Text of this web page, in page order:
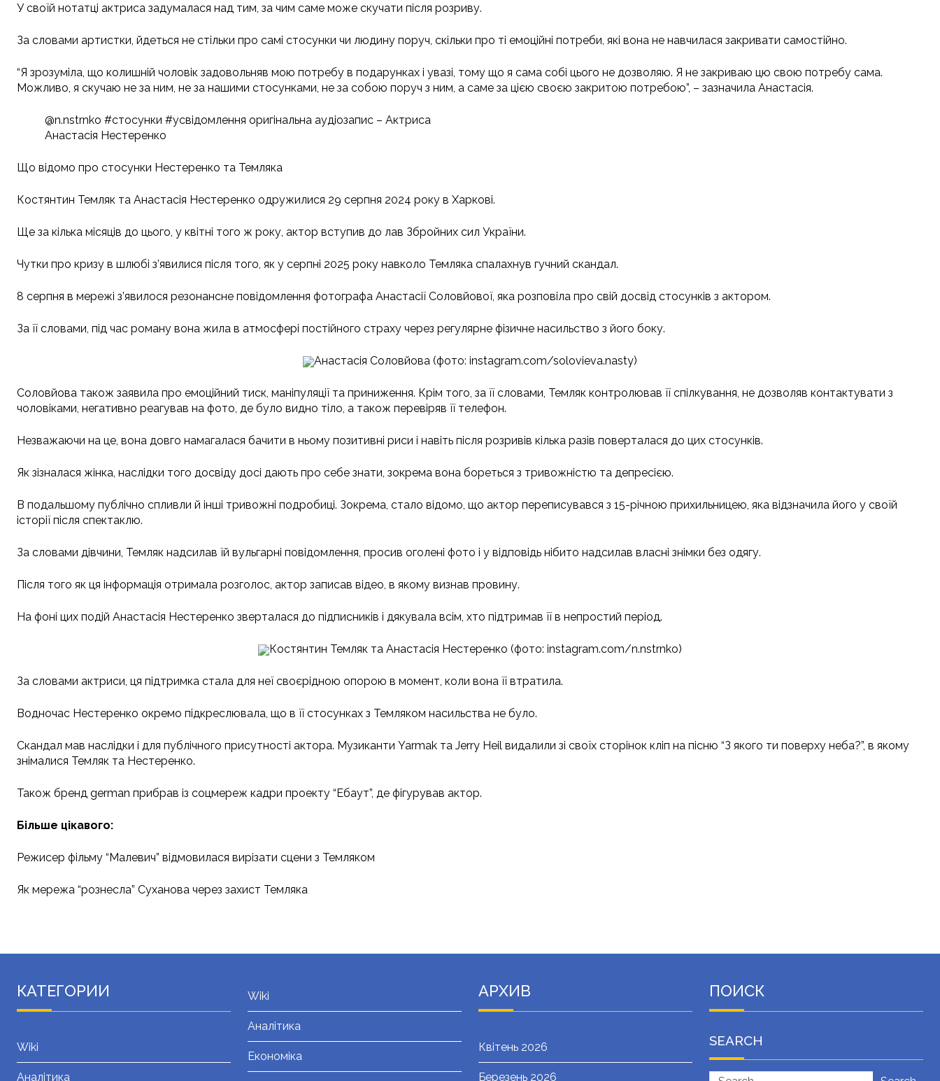
У своїй нотатці актриса задумалася над тим, за чим саме може скучати після розриву.
За словами артистки, йдеться не стільки про самі стосунки чи людину поруч, скільки про ті емоційні потреби, які вона не навчилася закривати самостійно.
“Я зрозуміла, що колишній чоловік задовольняв мою потребу в подарунках і увазі, тому що я сама собі цього не дозволяю. Я не закриваю цю свою потребу сама.
Можливо, я скучаю не за ним, не за нашими стосунками, не за собою поруч з ним, а саме за цією своєю закритою потребою”, – зазначила Анастасія.
@n.nstrnko #стосунки #усвідомлення оригінальна аудіозапис – Актриса
Анастасія Нестеренко
Що відомо про стосунки Нестеренко та Темляка
Костянтин Темляк та Анастасія Нестеренко одружилися 29 серпня 2024 року в Харкові.
Ще за кілька місяців до цього, у квітні того ж року, актор вступив до лав Збройних сил України.
Чутки про кризу в шлюбі з’явилися після того, як у серпні 2025 року навколо Темляка спалахнув гучний скандал.
8 серпня в мережі з’явилося резонансне повідомлення фотографа Анастасії Соловйової, яка розповіла про свій досвід стосунків з актором.
За її словами, під час роману вона жила в атмосфері постійного страху через регулярне фізичне насильство з його боку.
Анастасія Соловйова (фото: instagram.com/solovieva.nasty)
Соловйова також заявила про емоційний тиск, маніпуляції та приниження. Крім того, за її словами, Темляк контролював її спілкування, не дозволяв контактувати з
чоловіками, негативно реагував на фото, де було видно тіло, а також перевіряв її телефон.
Незважаючи на це, вона довго намагалася бачити в ньому позитивні риси і навіть після розривів кілька разів поверталася до цих стосунків.
Як зізналася жінка, наслідки того досвіду досі дають про себе знати, зокрема вона бореться з тривожністю та депресією.
В подальшому публічно спливли й інші тривожні подробиці. Зокрема, стало відомо, що актор переписувався з 15-річною прихильницею, яка відзначила його у своїй
історії після спектаклю.
За словами дівчини, Темляк надсилав їй вульгарні повідомлення, просив оголені фото і у відповідь нібито надсилав власні знімки без одягу.
Після того як ця інформація отримала розголос, актор записав відео, в якому визнав провину.
На фоні цих подій Анастасія Нестеренко зверталася до підписників і дякувала всім, хто підтримав її в непростий період.
Костянтин Темляк та Анастасія Нестеренко (фото: instagram.com/n.nstrnko)
За словами актриси, ця підтримка стала для неї своєрідною опорою в момент, коли вона її втратила.
Водночас Нестеренко окремо підкреслювала, що в її стосунках з Темляком насильства не було.
Скандал мав наслідки і для публічного присутності актора. Музиканти Yarmak та Jerry Heil видалили зі своїх сторінок кліп на пісню “З якого ти поверху неба?”, в якому
знімалися Темляк та Нестеренко.
Також бренд german прибрав із соцмереж кадри проекту “Ебаут”, де фігурував актор.
Більше цікавого:
Режисер фільму “Малевич” відмовилася вирізати сцени з Темляком
Як мережа “рознесла” Суханова через захист Темляка
КАТЕГОРИИ
Wiki
Аналітика
Wiki
Аналітика
Економіка
АРХИВ
Квітень 2026
Березень 2026
ПОИСК
SEARCH